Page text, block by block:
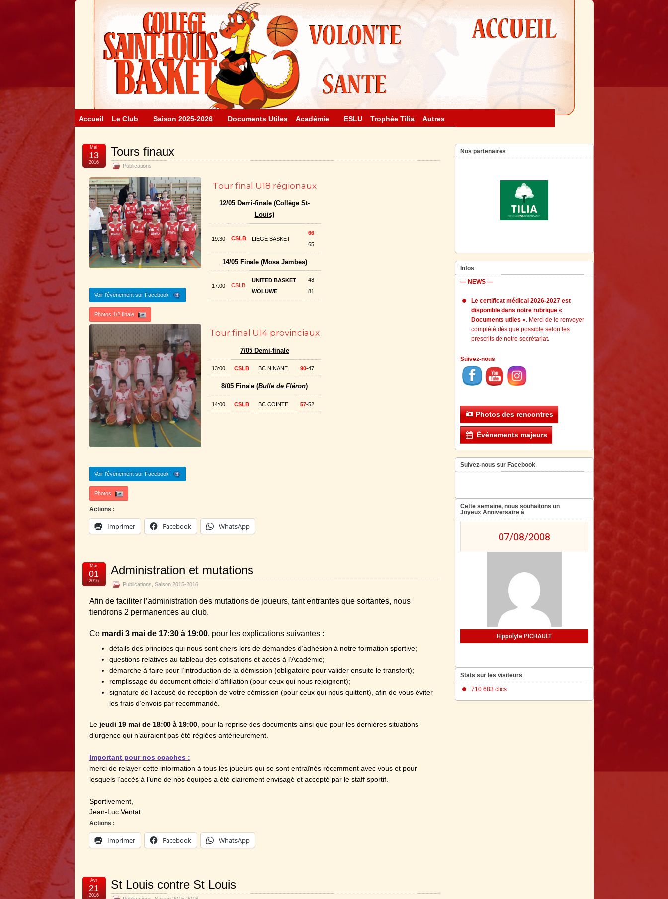
Accueil Le Club Saison 2025-2026 Documents Utiles Académie ESLU Trophée Tilia Autres
Tours finaux
Publications
Mai
13
2016
Voir l'évènement sur Facebook
Photos 1/2 finale
Tour final U18 régionaux
12/05 Demi-finale (Collège St-
Louis)
19:30 CSLB LIEGE BASKET
66–
65
14/05 Finale (Mosa Jambes)
17:00 CSLB
UNITED BASKET
WOLUWE
48-
81
Voir l'évènement sur Facebook
Photos
Tour final U14 provinciaux
7/05 Demi-finale
13:00 CSLB BC NINANE 90-47
8/05 Finale (Bulle de Fléron)
14:00 CSLB BC COINTE 57-52
Actions :
Imprimer Facebook WhatsApp
Administration et mutations
Publications Saison 2015-2016
Mai
01
2016
Afin de faciliter l’administration des mutations de joueurs, tant entrantes que sortantes, nous
tiendrons 2 permanences au club.
Ce mardi 3 mai de 17:30 à 19:00, pour les explications suivantes :
détails des principes qui nous sont chers lors de demandes d’adhésion à notre formation sportive;
questions relatives au tableau des cotisations et accès à l’Académie;
démarche à faire pour l’introduction de la démission (obligatoire pour valider ensuite le transfert);
remplissage du document officiel d’affiliation (pour ceux qui nous rejoignent);
signature de l’accusé de réception de votre démission (pour ceux qui nous quittent), afin de vous éviter
les frais d’envois par recommandé.
Le jeudi 19 mai de 18:00 à 19:00, pour la reprise des documents ainsi que pour les dernières situations
d’urgence qui n’auraient pas été réglées antérieurement.
Important pour nos coaches :
merci de relayer cette information à tous les joueurs qui se sont entraînés récemment avec vous et pour
lesquels l’accès à l’une de nos équipes a été clairement envisagé et accepté par le staff sportif.
Sportivement,
Jean-Luc Ventat
Actions :
Imprimer Facebook WhatsApp
St Louis contre St Louis
Avr
21
2016
Nos partenaires
Infos
— NEWS —
Le certificat médical 2026-2027 est
disponible dans notre rubrique «
Documents utiles ». Merci de le renvoyer
complété dès que possible selon les
prescrits de notre secrétariat.
Suivez-nous
Photos des rencontres
Événements majeurs
Suivez-nous sur Facebook
Cette semaine, nous souhaitons un
Joyeux Anniversaire à
07/08/2008
Hippolyte PICHAULT
Stats sur les visiteurs
710 683 clics